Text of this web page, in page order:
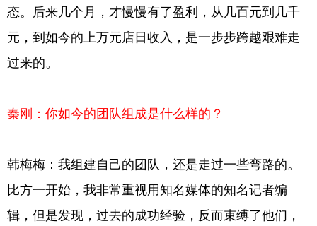
态。后来几个月，才慢慢有了盈利，从几百元到几千
元，到如今的上万元店日收入，是一步步跨越艰难走
过来的。
秦刚：你如今的团队组成是什么样的？
韩梅梅：我组建自己的团队，还是走过一些弯路的。
比方一开始，我非常重视用知名媒体的知名记者编
辑，但是发现，过去的成功经验，反而束缚了他们，